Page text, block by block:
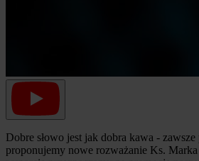
Dobre słowo jest jak dobra kawa -
proponujemy nowe rozważanie Ks.